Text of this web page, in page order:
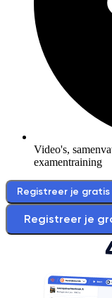
Video's,
examentraining
Registreer je gratis
Registreer je